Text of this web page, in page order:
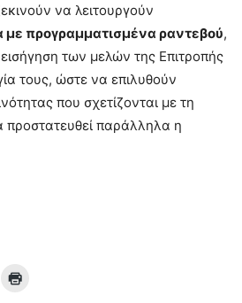
να λειτουργούν
προγραμματισμένα ραντεβού,
των μελών της Επιτροπής
τους, ώστε να επιλυθούν
που σχετίζονται με τη
προστατευθεί παράλληλα η